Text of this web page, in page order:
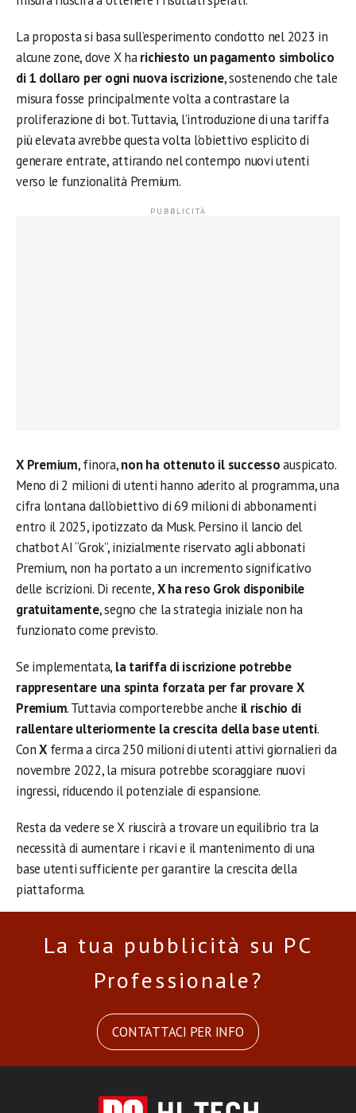
La proposta si basa sull’esperimento condotto nel 2023 in
alcune zone, dove X harichiesto un pagamento simbolico
di 1 dollaro per ogni nuova iscrizione, sostenendo che tale
misura fosse principalmente volta a contrastare la
proliferazione di bot. Tuttavia, l’introduzione di una tariffa
più elevata avrebbe questa volta l’obiettivo esplicito di
generare entrate, attirando nel contempo nuovi utenti
verso le funzionalità Premium.
X Premium, finora,non ha ottenuto il successoauspicato.
Meno di 2 milioni di utenti hanno aderito al programma, una
cifra lontana dall’obiettivo di 69 milioni di abbonamenti
entro il 2025, ipotizzato da Musk. Persino il lancio del
chatbot AI “Grok”, inizialmente riservato agli abbonati
Premium, non ha portato a un incremento significativo
delle iscrizioni. Di recente,X ha reso Grok disponibile
gratuitamente, segno che la strategia iniziale non ha
funzionato come previsto.
Se implementata, la tariffa di iscrizione potrebbe
rappresentare una spinta forzata per far provare X
Premium. Tuttavia comporterebbe anche il rischio di
rallentare ulteriormente la crescita della base utenti.
ConX ferma a circa 250 milioni di utenti attivi giornalieri da
novembre 2022, la misura potrebbe scoraggiare nuovi
ingressi, riducendo il potenziale di espansione.
Resta da vedere se X riuscirà a trovare un equilibrio tra la
necessità di aumentare i ricavi e il mantenimento di una
base utenti sufficiente per garantire la crescita della
piattaforma.
La tua pubblicità su PC
Professionale?
CONTATTACI PER INFO